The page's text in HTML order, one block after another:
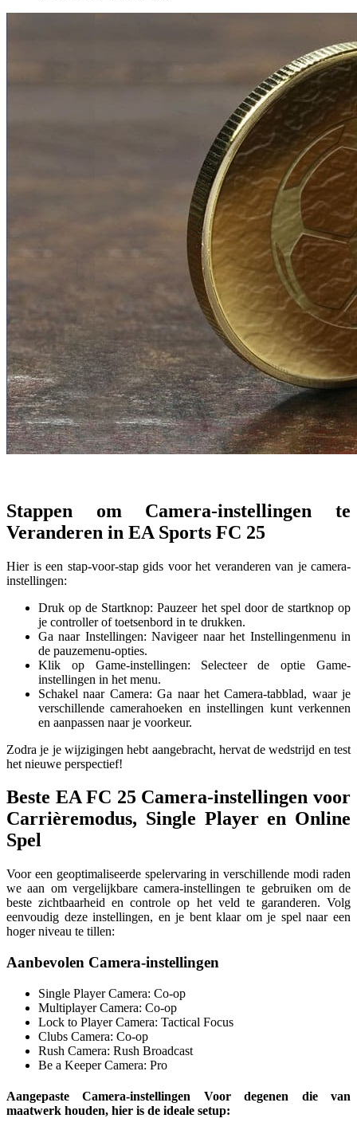
Stappen om Camera-instellingen te
Veranderen in EA Sports FC 25
Hier is een stap-voor-stap gids voor het veranderen van je camera-
instellingen:
Druk op de Startknop: Pauzeer het spel door de startknop op
je controller of toetsenbord in te drukken.
Ga naar Instellingen: Navigeer naar het Instellingenmenu in
de pauzemenu-opties.
Klik op Game-instellingen: Selecteer de optie Game-
instellingen in het menu.
Schakel naar Camera: Ga naar het Camera-tabblad, waar je
verschillende camerahoeken en instellingen kunt verkennen
en aanpassen naar je voorkeur.
Zodra je je wijzigingen hebt aangebracht, hervat de wedstrijd en test
het nieuwe perspectief!
Beste EA FC 25 Camera-instellingen voor
Carrièremodus, Single Player en Online
Spel
Voor een geoptimaliseerde spelervaring in verschillende modi raden
we aan om vergelijkbare camera-instellingen te gebruiken om de
beste zichtbaarheid en controle op het veld te garanderen. Volg
eenvoudig deze instellingen, en je bent klaar om je spel naar een
hoger niveau te tillen:
Aanbevolen Camera-instellingen
Single Player Camera: Co-op
Multiplayer Camera: Co-op
Lock to Player Camera: Tactical Focus
Clubs Camera: Co-op
Rush Camera: Rush Broadcast
Be a Keeper Camera: Pro
Aangepaste Camera-instellingen Voor degenen die van
maatwerk houden, hier is de ideale setup: